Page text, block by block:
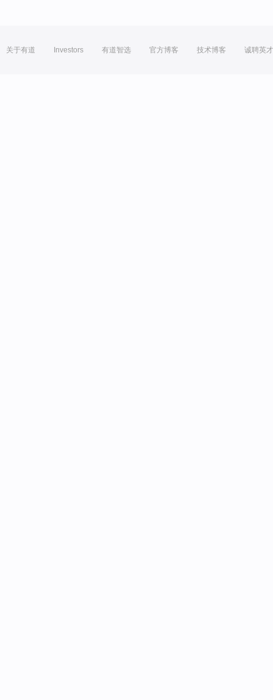
关于有道 Investors 有道智选 官方博客 技术博客 诚聘英才